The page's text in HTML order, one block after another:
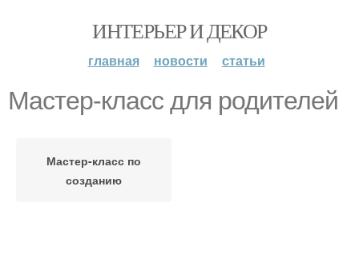
ИНТЕРЬЕР И ДЕКОР
главная новости статьи
Мастер-класс для родителей
Мастер-класс по
созданию